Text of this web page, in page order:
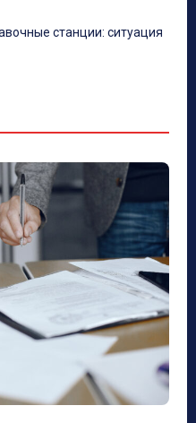
станции: ситуация